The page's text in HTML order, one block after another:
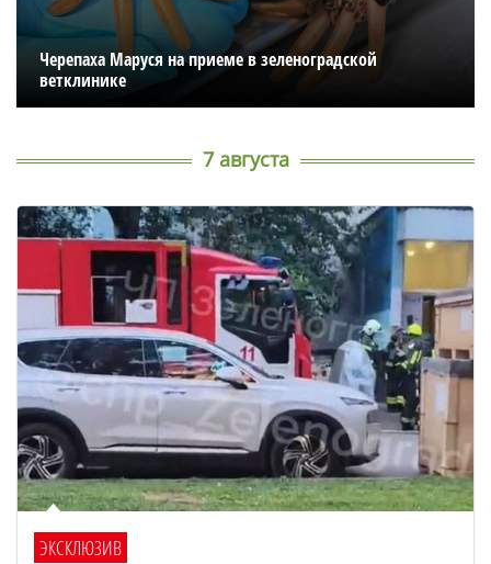
Черепаха Маруся на приеме в зеленоградской
ветклинике
7 августа
ЭКСКЛЮЗИВ